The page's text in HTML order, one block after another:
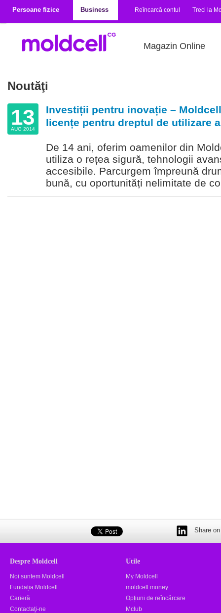
Persoane fizice
Business Reîncarcă contul Treci la
Magazin Online
Noutăţi
13
AUG 2014
Investiții pentru inovație –
licențe pentru dreptul de utilizare
De 14 ani, oferim oamenilor din
utiliza o rețea sigură, tehnologii
accesibile. Parcurgem împreună
bună, cu oportunități nelimitate de
Share
Despre Moldcell
Noi suntem Moldcell
Fundația Moldcell
Carieră
Contactaţi-ne
Utile
My Moldcell
moldcell money
Opțiuni de reîncărcare
Mclub